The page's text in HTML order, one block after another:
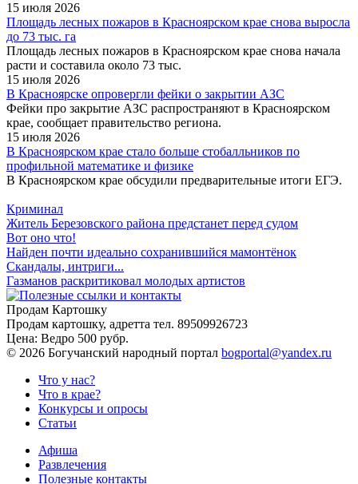
15 июля 2026
Площадь лесных пожаров в Красноярском крае снова выросла
до 73 тыс. га
Площадь лесных пожаров в Красноярском крае снова начала
расти и составила около 73 тыс.
15 июля 2026
В Красноярске опровергли фейки о закрытии АЗС
Фейки про закрытие АЗС распространяют в Красноярском
крае, сообщает правительство региона.
15 июля 2026
В Красноярском крае стало больше стобалльников по
профильной математике и физике
В Красноярском крае обсудили предварительные итоги ЕГЭ.
Криминал
Житель Березовского района предстанет перед судом
Вот оно что!
Найден почти идеально сохранившийся мамонтёнок
Скандалы, интриги...
Газманов раскритиковал молодых артистов
Продам Картошку
Продам картошку, адретта тел. 89509926723
Цена: Ведро 500 рубр.
© 2026 Богучанский народный портал bogportal@yandex.ru
Что у нас?
Что в крае?
Конкурсы и опросы
Статьи
Афиша
Развлечения
Полезные контакты